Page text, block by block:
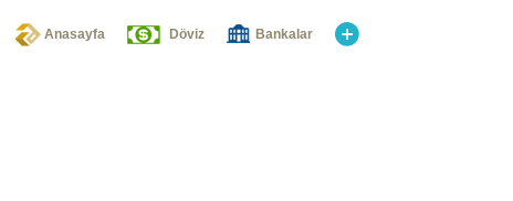
Anasayfa Döviz Bankalar